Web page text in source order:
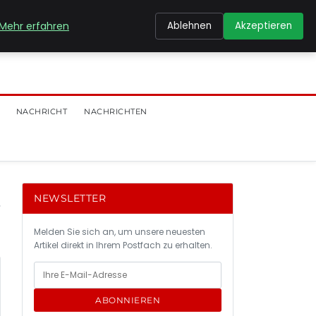
NACHRICHT NACHRICHTEN
NEWSLETTER
Melden Sie sich an, um unsere neuesten
Artikel direkt in Ihrem Postfach zu erhalten.
ABONNIEREN
erfahren Ablehnen Akzeptieren